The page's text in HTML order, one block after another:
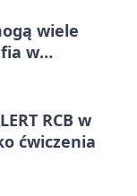
wiele
w
RCB w
ćwiczenia